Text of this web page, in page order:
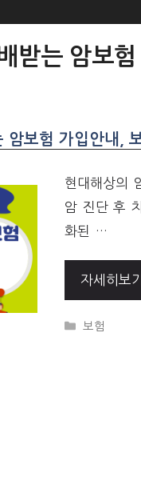
받는 암보험
암보험 가입안내,
현대해상의
암 진단 후
화된 …
자세히보기
보험